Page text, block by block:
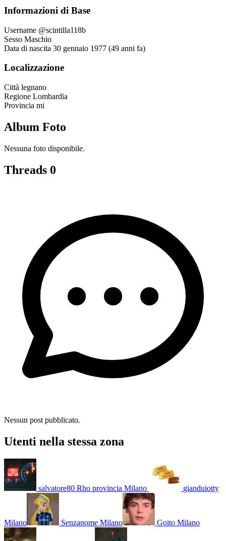
Informazioni di Base
Username @scintilla118b
Sesso Maschio
Data di nascita 30 gennaio 1977 (49 anni fa)
Localizzazione
Città legnano
Regione Lombardia
Provincia mi
Album Foto
Nessuna foto disponibile.
Threads 0
Nessun post pubblicato.
Utenti nella stessa zona
salvatore80 Rho provincia Milano gianduiotty
Milano Senzanome Milano Goito Milano